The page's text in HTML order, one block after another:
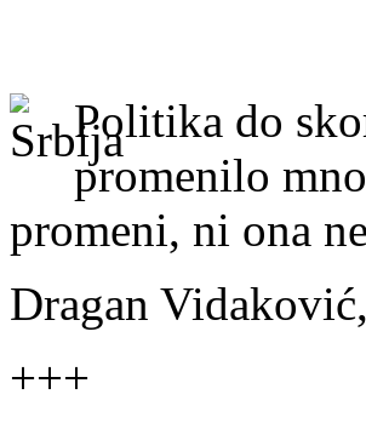
Politika do
promenilo
promeni, ni ona
Dragan
+++